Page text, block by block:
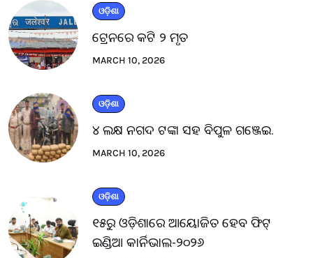
ଓଡ଼ିଶା
ଟ୍ରେନରେ କଟି ୨ ମୃତ
MARCH 10, 2026
ଓଡ଼ିଶା
୪ ଲକ୍ଷ ନଗଦ ଟଙ୍କା ସହ ବିପୁଳ ଗଞ୍ଜେଇ.
MARCH 10, 2026
ଓଡ଼ିଶା
୧୫ରୁ ଓଡ଼ିଶାରେ ଆୟୋଜିତ ହେବ ଫିଟ୍
ଇଣ୍ଡିଆ କାର୍ନିଭାଲ-୨୦୨୬